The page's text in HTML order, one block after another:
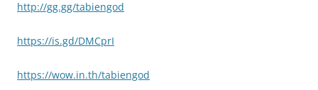
http://gg.gg/tabiengod
https://is.gd/DMCprI
https://wow.in.th/tabiengod